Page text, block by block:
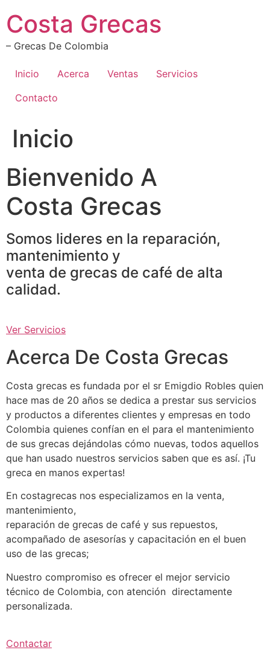
contenido
Costa Grecas
– Grecas De Colombia
Inicio Acerca Ventas
Servicios
Contacto
Inicio
Bienvenido A
Costa Grecas
Somos lideres en la reparación,
mantenimiento y
venta de grecas de café de alta
calidad.
Ver Servicios
Acerca De Costa Grecas
Costa grecas es fundada por el sr Emigdio Robles quien
hace mas de 20 años se dedica a prestar sus servicios
y productos a diferentes clientes y empresas en todo
Colombia quienes confían en el para el mantenimiento
de sus grecas dejándolas cómo nuevas, todos aquellos
que han usado nuestros servicios saben que es así. ¡Tu
greca en manos expertas!
En costagrecas nos especializamos en la venta,
mantenimiento,
reparación de grecas de café y sus repuestos,
acompañado de asesorías y capacitación en el buen
uso de las grecas;
Nuestro compromiso es ofrecer el mejor servicio
técnico de Colombia, con atención directamente
personalizada.
Contactar